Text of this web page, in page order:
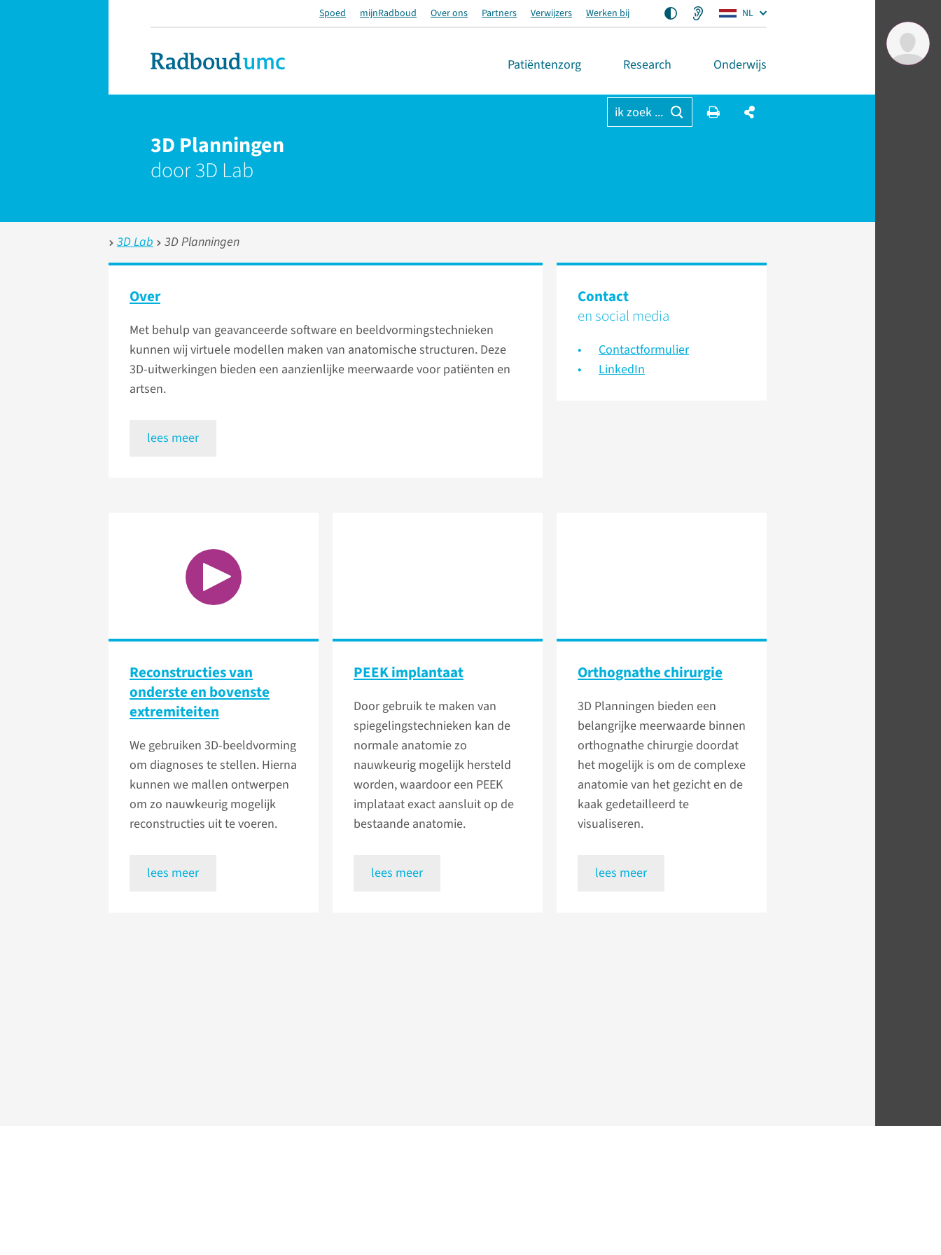
Spoed mijnRadboud Over ons Partners Verwijzers Werken bij NL
Patiëntenzorg Research Onderwijs
ik zoek ...
3D Planningen
door 3D Lab
3D Lab 3D Planningen
Over
Met behulp van geavanceerde software en beeldvormingstechnieken
kunnen wij virtuele modellen maken van anatomische structuren. Deze
3D-uitwerkingen bieden een aanzienlijke meerwaarde voor patiënten en
artsen.
lees meer
Contact
en social media
Contactformulier
LinkedIn
Reconstructies van
onderste en bovenste
extremiteiten
We gebruiken 3D-beeldvorming
om diagnoses te stellen. Hierna
kunnen we mallen ontwerpen
om zo nauwkeurig mogelijk
reconstructies uit te voeren.
lees meer
PEEK implantaat
Door gebruik te maken van
spiegelingstechnieken kan de
normale anatomie zo
nauwkeurig mogelijk hersteld
worden, waardoor een PEEK
implataat exact aansluit op de
bestaande anatomie.
lees meer
Orthognathe chirurgie
3D Planningen bieden een
belangrijke meerwaarde binnen
orthognathe chirurgie doordat
het mogelijk is om de complexe
anatomie van het gezicht en de
kaak gedetailleerd te
visualiseren.
lees meer